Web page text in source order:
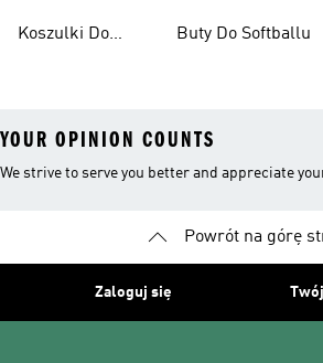
Koszulki Do
Buty Do Softballu
YOUR OPINION COUNTS
We strive to serve you better and appreciate
Powrót na górę
Zaloguj się